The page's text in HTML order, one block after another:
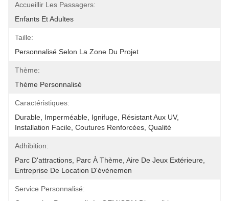
Accueillir Les Passagers:
Enfants Et Adultes
Taille:
Personnalisé Selon La Zone Du Projet
Thème:
Thème Personnalisé
Caractéristiques:
Durable, Imperméable, Ignifuge, Résistant Aux UV,
Installation Facile, Coutures Renforcées, Qualité
Adhibition:
Parc D'attractions, Parc À Thème, Aire De Jeux Extérieure,
Entreprise De Location D'événemen
Service Personnalisé: